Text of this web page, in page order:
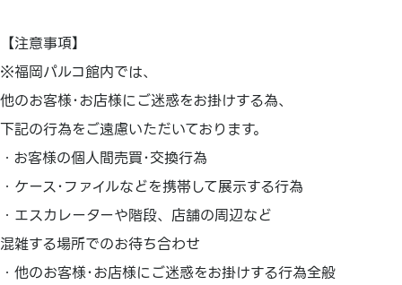
【注意事項】
※福岡パルコ館内では、
他のお客様･お店様にご迷惑をお掛けする為、
下記の行為をご遠慮いただいております。
・お客様の個人間売買･交換行為
・ケース･ファイルなどを携帯して展示する行為
・エスカレーターや階段、店舗の周辺など
混雑する場所でのお待ち合わせ
・他のお客様･お店様にご迷惑をお掛けする行為全般